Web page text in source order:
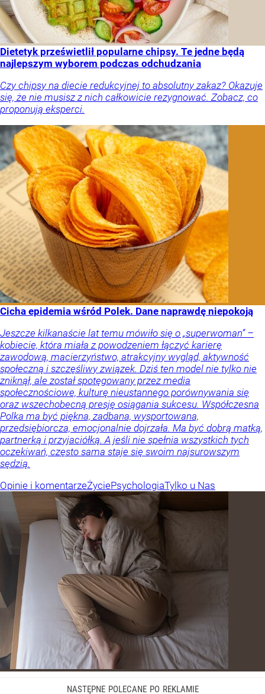
Dietetyk prześwietlił popularne chipsy. Te jedne będą
najlepszym wyborem podczas odchudzania
Czy chipsy na diecie redukcyjnej to absolutny zakaz? Okazuje
się, że nie musisz z nich całkowicie rezygnować. Zobacz, co
proponują eksperci.
Cicha epidemia wśród Polek. Dane naprawdę niepokoją
Jeszcze kilkanaście lat temu mówiło się o „superwoman” –
kobiecie, która miała z powodzeniem łączyć karierę
zawodową, macierzyństwo, atrakcyjny wygląd, aktywność
społeczną i szczęśliwy związek. Dziś ten model nie tylko nie
zniknął, ale został spotęgowany przez media
społecznościowe, kulturę nieustannego porównywania się
oraz wszechobecną presję osiągania sukcesu. Współczesna
Polka ma być piękna, zadbana, wysportowana,
przedsiębiorcza, emocjonalnie dojrzała. Ma być dobrą matką,
partnerką i przyjaciółką. A jeśli nie spełnia wszystkich tych
oczekiwań, często sama staje się swoim najsurowszym
sędzią.
Opinie i komentarzeŻyciePsychologiaTylko u Nas